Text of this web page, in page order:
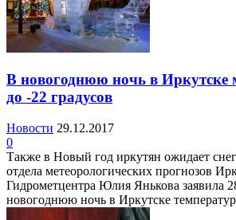
В новогоднюю ночь в Иркутске
до -22 градусов
Новости 29.12.2017
0
Также в Новый год иркутян ожидает
отдела метеорологических прогнозов
Гидрометцентра Юлия Янькова заявила
новогоднюю ночь в Иркутске